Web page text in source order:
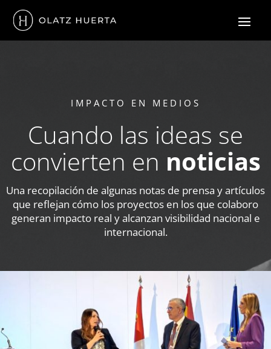
IMPACTO EN MEDIOS
Cuando las ideas se
convierten en noticias
Una recopilación de algunas notas de prensa y artículos
que reflejan cómo los proyectos en los que colaboro
generan impacto real y alcanzan visibilidad nacional e
internacional.